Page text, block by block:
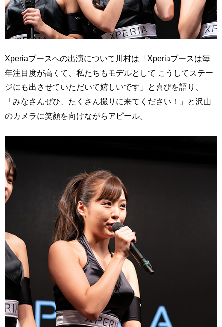
Xperiaブースへの出演について川村は「Xperiaブースは毎
年注目度が高くて、私たちもモデルとして こうしてステー
ジにも出させていただいて嬉しいです」と喜びを語り、
「みなさんぜひ、たくさん撮りに来てください！」と沢山
のカメラに笑顔を向けながらアピール。